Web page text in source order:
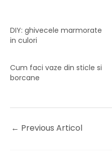
DIY: ghivecele marmorate
in culori
Cum faci vaze din sticle si
borcane
← Previous Articol